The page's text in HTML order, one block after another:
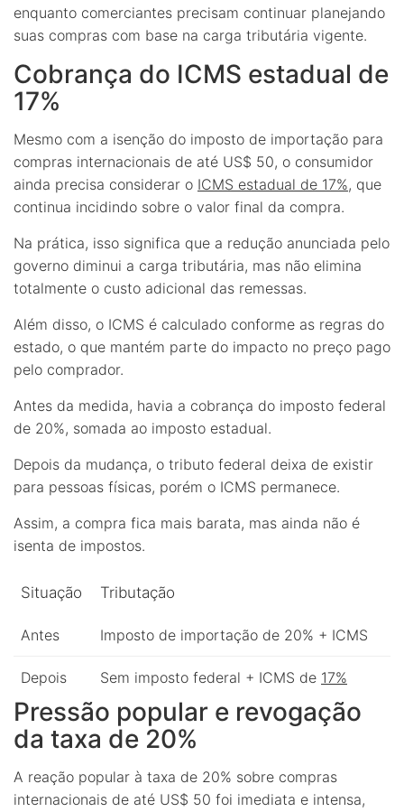
enquanto comerciantes precisam continuar planejando
suas compras com base na carga tributária vigente.
Cobrança do ICMS estadual de
17%
Mesmo com a isenção do imposto de importação para
compras internacionais de até US$ 50, o consumidor
ainda precisa considerar o ICMS estadual de 17%, que
continua incidindo sobre o valor final da compra.
Na prática, isso significa que a redução anunciada pelo
governo diminui a carga tributária, mas não elimina
totalmente o custo adicional das remessas.
Além disso, o ICMS é calculado conforme as regras do
estado, o que mantém parte do impacto no preço pago
pelo comprador.
Antes da medida, havia a cobrança do imposto federal
de 20%, somada ao imposto estadual.
Depois da mudança, o tributo federal deixa de existir
para pessoas físicas, porém o ICMS permanece.
Assim, a compra fica mais barata, mas ainda não é
isenta de impostos.
Situação Tributação
Antes Imposto de importação de 20% + ICMS
Depois Sem imposto federal + ICMS de 17%
Pressão popular e revogação
da taxa de 20%
A reação popular à taxa de 20% sobre compras
internacionais de até US$ 50 foi imediata e intensa,